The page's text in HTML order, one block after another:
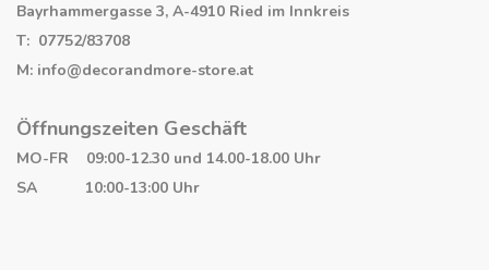
Bayrhammergasse 3, A-4910 Ried im Innkreis
T: 07752/83708
M: info@decorandmore-store.at
Öffnungszeiten Geschäft
MO-FR 09:00-12.30 und 14.00-18.00 Uhr
SA 10:00-13:00 Uhr